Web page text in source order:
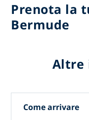
Prenota la
Bermude
Altre
Come arrivare